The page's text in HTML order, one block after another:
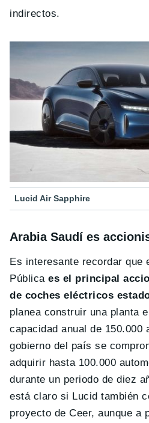
indirectos.
Lucid Air Sapphire
Arabia Saudí es
Es interesante recordar que
Pública es el principal
de coches eléctricos
planea construir una planta
capacidad anual de 150.000
gobierno del país se
adquirir hasta 100.000
durante un periodo de diez
está claro si Lucid también
proyecto de Ceer, aunque a